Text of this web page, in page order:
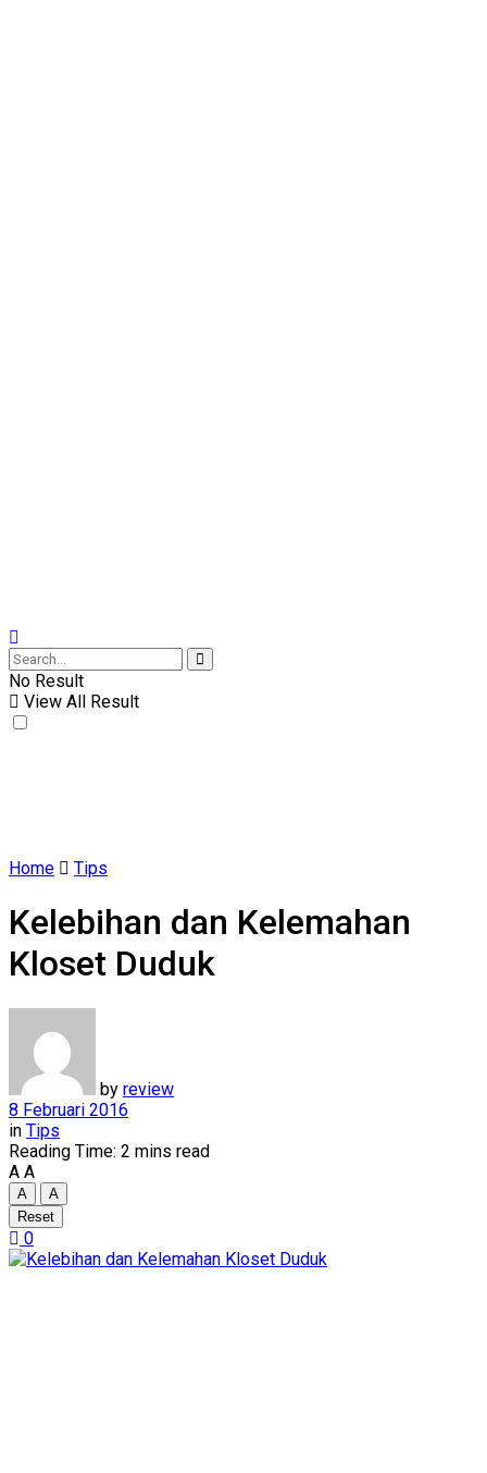
No Result
View All Result
Home Tips
Kelebihan dan Kelemahan
Kloset Duduk
by review
8 Februari 2016
in Tips
Reading Time: 2 mins read
A A
A
A
Reset
0